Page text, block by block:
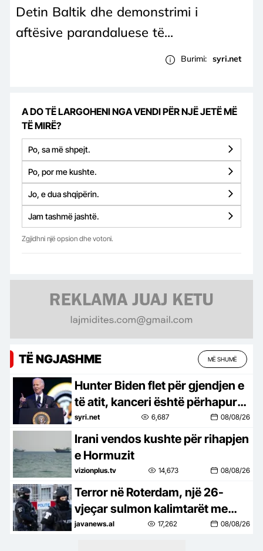
Detin Baltik dhe demonstrimi i
aftësive parandaluese të...
Burimi: syri.net
A DO TË LARGOHENI NGA VENDI PËR NJË JETË MË
TË MIRË?
Po, sa më shpejt.
Po, por me kushte.
Jo, e dua shqipërin.
Jam tashmë jashtë.
Zgjidhni një opsion dhe votoni.
TË NGJASHME MË SHUMË
Hunter Biden flet për gjendjen e
të atit, kanceri është përhapur
në kocka
syri.net 6,687 08/08/26
Irani vendos kushte për rihapjen
e Hormuzit
vizionplus.tv 14,673 08/08/26
Terror në Roterdam, një 26-
vjeçar sulmon kalimtarët me
thikë dhe tenton një të dytë,
javanews.al 17,262 08/08/26